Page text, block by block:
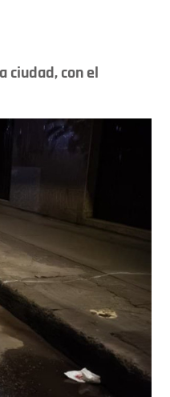
ciudad, con el